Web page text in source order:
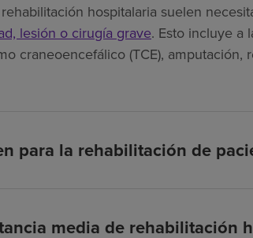
hospitalaria suelen
lesión o cirugía grave. Esto incluye a
craneoencefálico (TCE),
para la rehabilitación de
media de rehabilitación